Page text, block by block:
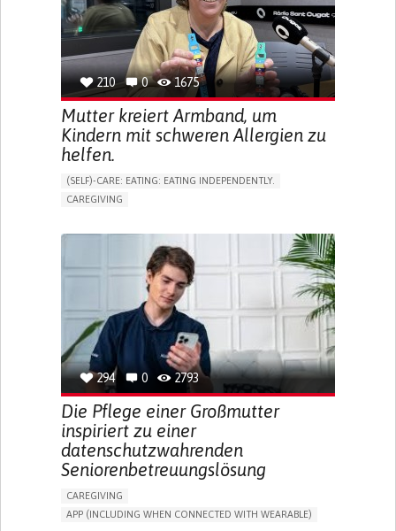
PROMOTING INCLUSIVITY AND SOCIAL INTEGRATION
OPHTHALMOLOGY
SPAIN
210 0 1675
Mutter kreiert Armband, um
Kindern mit schweren Allergien zu
helfen.
(SELF)-CARE: EATING: EATING INDEPENDENTLY.
CAREGIVING
BODY-WORN SOLUTIONS (CLOTHING, ACCESSORIES,
SHOES, SENSORS...)
ALLEVIATING ALLERGIES
PREVENTING (VACCINATION, PROTECTION, FALLS,
RESEARCH/MAPPING)
CAREGIVING SUPPORT
IMMUNO-ALLERGOLOGY
SPAIN
294 0 2793
Die Pflege einer Großmutter
inspiriert zu einer
datenschutzwahrenden
Seniorenbetreuungslösung
CAREGIVING
APP (INCLUDING WHEN CONNECTED WITH WEARABLE)